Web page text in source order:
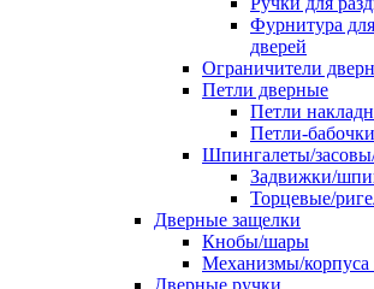
Фурнитура
дверей
Ограничители
Петли дверные
Петли
Петли-
Шпингалеты/
Задвижки/
Торцевые/
Дверные защелки
Кнобы/шары
Механизмы/корпуса